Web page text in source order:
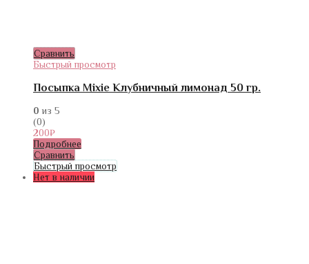
Сравнить
Быстрый просмотр
Посыпка Mixie Клубничный лимонад 50 гр.
0 из 5
(0)
200₽
Подробнее
Сравнить
Быстрый просмотр
Нет в наличии